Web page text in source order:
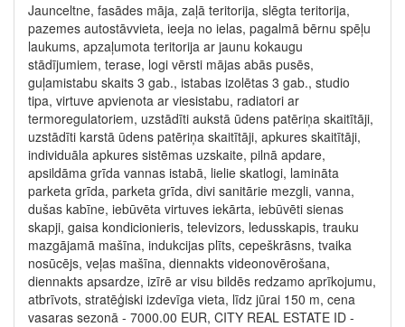
Jaunceltne, fasādes māja, zaļā teritorija, slēgta teritorija,
pazemes autostāvvieta, ieeja no ielas, pagalmā bērnu spēļu
laukums, apzaļumota teritorija ar jaunu kokaugu
stādījumiem, terase, logi vērsti mājas abās pusēs,
guļamistabu skaits 3 gab., istabas izolētas 3 gab., studio
tipa, virtuve apvienota ar viesistabu, radiatori ar
termoregulatoriem, uzstādīti aukstā ūdens patēriņa skaitītāji,
uzstādīti karstā ūdens patēriņa skaitītāji, apkures skaitītāji,
individuāla apkures sistēmas uzskaite, pilnā apdare,
apsildāma grīda vannas istabā, lielie skatlogi, lamināta
parketa grīda, parketa grīda, divi sanitārie mezgli, vanna,
dušas kabīne, iebūvēta virtuves iekārta, iebūvēti sienas
skapji, gaisa kondicionieris, televizors, ledusskapis, trauku
mazgājamā mašīna, indukcijas plīts, cepeškrāsns, tvaika
nosūcējs, veļas mašīna, diennakts videonovērošana,
diennakts apsardze, izīrē ar visu bildēs redzamo aprīkojumu,
atbrīvots, stratēģiski izdevīga vieta, līdz jūrai 150 m, cena
vasaras sezonā - 7000.00 EUR, CITY REAL ESTATE ID -